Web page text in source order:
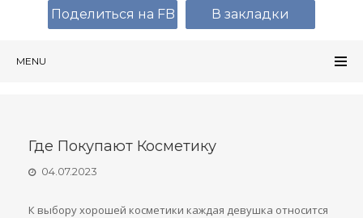
MENU
Где Покупают Косметику
04.07.2023
К выбору хорошей косметики каждая девушка относится
Поделиться на FB В закладки